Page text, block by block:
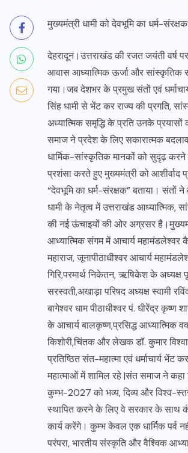
मुख्यमंत्री धामी को देवभूमि का धर्म-
देहरादून।उत्तराखंड की रजत जयंती वर्ष
आवास आध्यात्मिक ऊर्जा और सांस्कृतिक
गया।जब देशभर के प्रमुख संतों एवं
सिंह धामी से भेंट कर राज्य की प्रगति,
अध्यात्मिक समृद्धि के प्रति उनके
समाज ने प्रदेश के लिए सकारात्मक
धार्मिक-सांस्कृतिक मानकों को सुदृढ़ करने
प्रशंसा करते हुए मुख्यमंत्री को आशीर्वाद
“देवभूमि का धर्म-संरक्षक” बताया। संतों
धामी के नेतृत्व में उत्तराखंड आध्यात्मिक,
की नई ऊंचाइयों की ओर अग्रसर
आध्यात्मिक संगम में आचार्य महामंडलेश्वर
महाराज, जूनापीठाधीश्वर आचार्य
गिरि,परमार्थ निकेतन, ऋषिकेश के अध्यक्ष
सरस्वती,अखाड़ा परिषद अध्यक्ष स्वामी
बागेश्वर धाम पीठाधीश्वर पं. धीरेंद्र कृष्ण
के आचार्य बालकृष्ण,प्रसिद्ध आध्यात्मिक
किशोरी,चिंतक और लेखक डॉ. कुमार
प्रतिष्ठित संत-महात्मा एवं धर्माचार्य
महात्माओं में शामिल रहे |संत समाज ने कहा
कुम्भ-2027 को भव्य, दिव्य और विश्व-
स्थापित करने के लिए वे सरकार के साथ
कार्य करेंगे। कुम्भ केवल एक धार्मिक पर्व
परंपरा, भारतीय संस्कृति और वैश्विक